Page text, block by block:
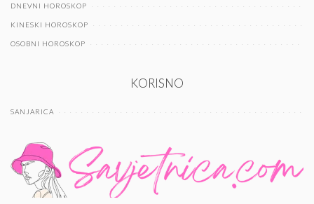
DNEVNI HOROSKOP
KINESKI HOROSKOP
OSOBNI HOROSKOP
KORISNO
SANJARICA